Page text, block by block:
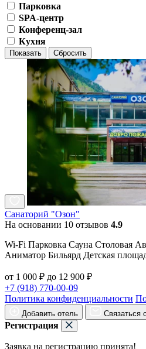
Парковка
SPA-центр
Конференц-зал
Кухня
Показать Сбросить
Санаторий "Озон"
На основании 10 отзывов 4.9
Wi-Fi Парковка Сауна Столовая
Аниматор Бильярд Детская
от 1 000 ₽ до 12 900 ₽
+7 (918) 770-00-09
Политика конфиденциальности
Добавить отель Связаться
Регистрация
Заявка на регистрацию принята!